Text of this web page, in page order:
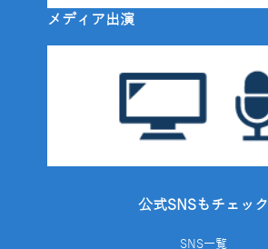
メディア出演
公式SNSもチェック
SNS一覧